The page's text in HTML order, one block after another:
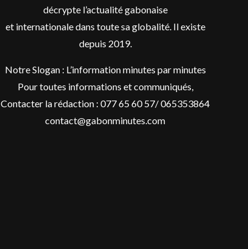
décrypte l’actualité gabonaise
et internationale dans toute sa globalité. Il existe
depuis 2019.
Notre Slogan : L’information minutes par minutes
Pour toutes informations et communiqués,
Contacter la rédaction : 077 65 60 57/ 065353864
contact@gabonminutes.com